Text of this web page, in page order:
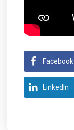
Facebook
LinkedIn